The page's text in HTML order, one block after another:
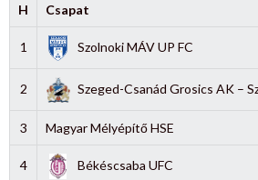
H Csapat
1 Szolnoki MÁV UP FC
2 Szeged-Csanád Grosics AK –
3 Magyar Mélyépítő HSE
4 Békéscsaba UFC